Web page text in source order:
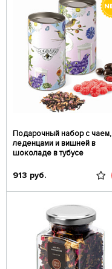
Подарочный набор с чаем,
леденцами и вишней в
шоколаде в тубусе
913 руб.